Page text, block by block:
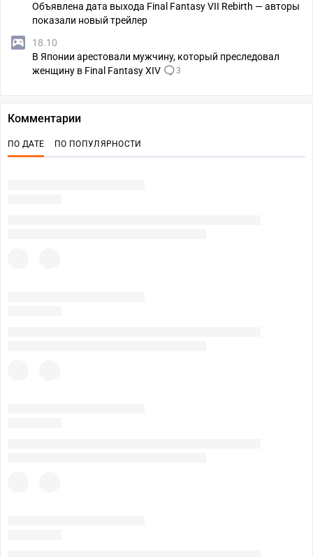
Объявлена дата выхода Final Fantasy VII Rebirth — авторы
показали новый трейлер
18.10
В Японии арестовали мужчину, который преследовал
женщину в Final Fantasy XIV
3
Комментарии
ПО ДАТЕ ПО ПОПУЛЯРНОСТИ